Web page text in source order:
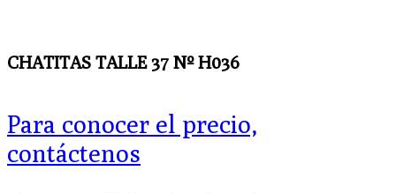
CHATITAS TALLE 37 Nº H036
Para conocer el precio,
contáctenos